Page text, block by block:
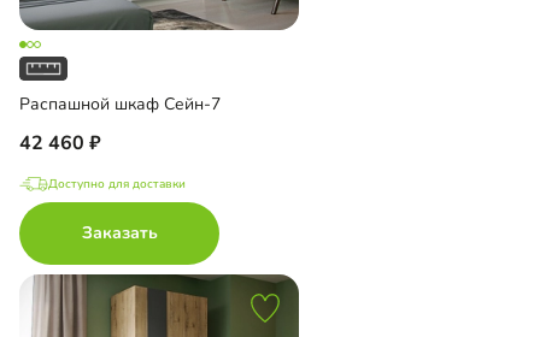
Распашной шкаф Сейн-7
42 460
Доступно для доставки
Заказать